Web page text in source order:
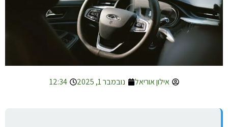
אילון אוריאל נובמבר 1, 2025 12:34